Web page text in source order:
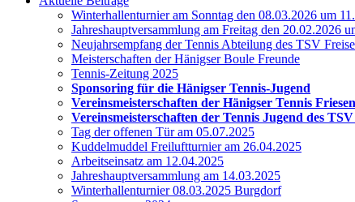
Winterhallenturnier am Sonntag den 08.03.2026 um
Jahreshauptversammlung am Freitag den 20.02.2026
Neujahrsempfang der Tennis Abteilung des TSV
Meisterschaften der Hänigser Boule Freunde
Tennis-Zeitung 2025
Sponsoring für die Hänigser Tennis-Jugend
Vereinsmeisterschaften der Hänigser Tennis Friesen
Vereinsmeisterschaften der Tennis Jugend des
Tag der offenen Tür am 05.07.2025
Kuddelmuddel Freiluftturnier am 26.04.2025
Arbeitseinsatz am 12.04.2025
Jahreshauptversammlung am 14.03.2025
Winterhallenturnier 08.03.2025 Burgdorf